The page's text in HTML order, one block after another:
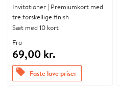
Invitationer | Premiumkort med
tre forskellige finish
Sæt med 10 kort
Fra
69,00 kr.
offers Faste lave priser